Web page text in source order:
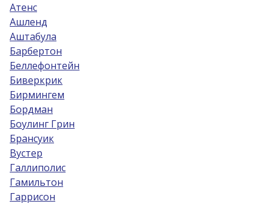
Атенс
Ашленд
Аштабула
Барбертон
Беллефонтейн
Биверкрик
Бирмингем
Бордман
Боулинг Грин
Брансуик
Вустер
Галлиполис
Гамильтон
Гаррисон